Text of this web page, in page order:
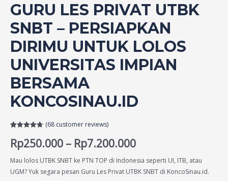
GURU LES PRIVAT UTBK
SNBT – PERSIAPKAN
DIRIMU UNTUK LOLOS
UNIVERSITAS IMPIAN
BERSAMA
KONCOSINAU.ID
out of 5
based on
customer
ratings
(68customer reviews)
Rp250.000 – Rp7.200.000
Mau lolos UTBK SNBT ke PTN TOP di Indonesia seperti UI, ITB, atau
UGM? Yuk segara pesan Guru Les Privat UTBK SNBT di KoncoSinau.id.